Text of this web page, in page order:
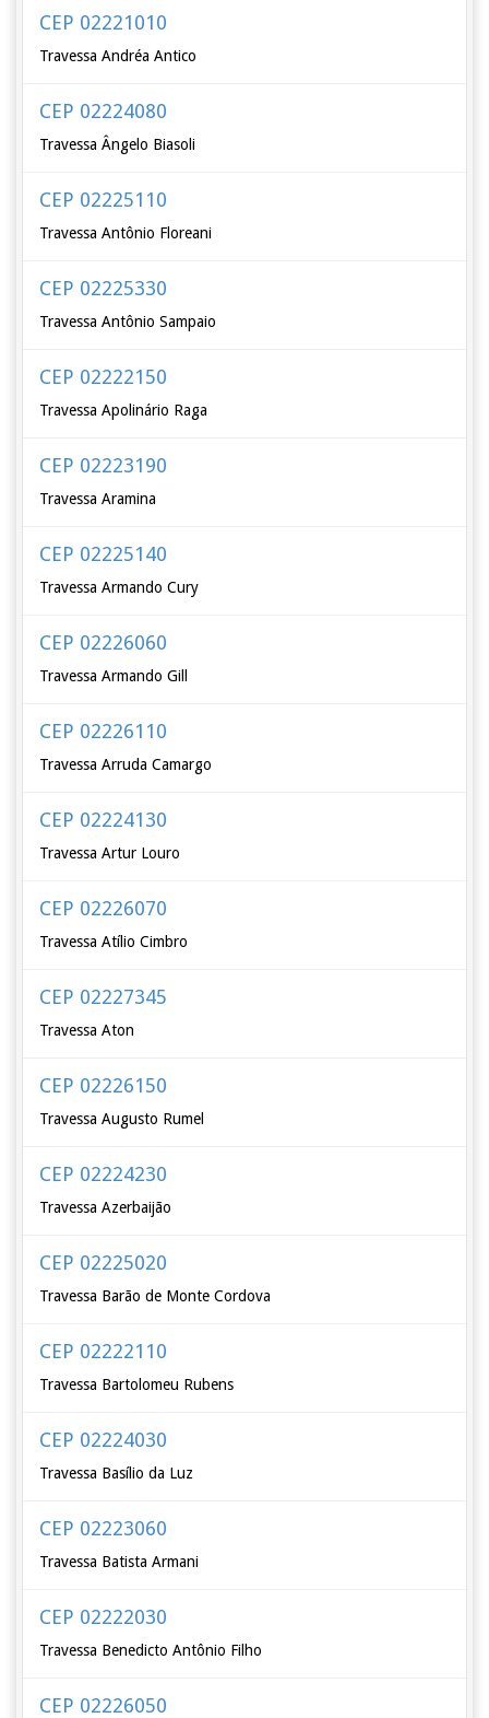
CEP 02221010
Travessa Andréa Antico
CEP 02224080
Travessa Ângelo Biasoli
CEP 02225110
Travessa Antônio Floreani
CEP 02225330
Travessa Antônio Sampaio
CEP 02222150
Travessa Apolinário Raga
CEP 02223190
Travessa Aramina
CEP 02225140
Travessa Armando Cury
CEP 02226060
Travessa Armando Gill
CEP 02226110
Travessa Arruda Camargo
CEP 02224130
Travessa Artur Louro
CEP 02226070
Travessa Atílio Cimbro
CEP 02227345
Travessa Aton
CEP 02226150
Travessa Augusto Rumel
CEP 02224230
Travessa Azerbaijão
CEP 02225020
Travessa Barão de Monte Cordova
CEP 02222110
Travessa Bartolomeu Rubens
CEP 02224030
Travessa Basílio da Luz
CEP 02223060
Travessa Batista Armani
CEP 02222030
Travessa Benedicto Antônio Filho
CEP 02226050